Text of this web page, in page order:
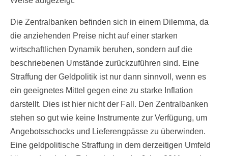
Die Zentralbanken befinden sich in einem Dilemma, da
die anziehenden Preise nicht auf einer starken
wirtschaftlichen Dynamik beruhen, sondern auf die
beschriebenen Umstände zurückzuführen sind. Eine
Straffung der Geldpolitik ist nur dann sinnvoll, wenn es
ein geeignetes Mittel gegen eine zu starke Inflation
darstellt. Dies ist hier nicht der Fall. Den Zentralbanken
stehen so gut wie keine Instrumente zur Verfügung, um
Angebotsschocks und Lieferengpässe zu überwinden.
Eine geldpolitische Straffung in dem derzeitigen Umfeld